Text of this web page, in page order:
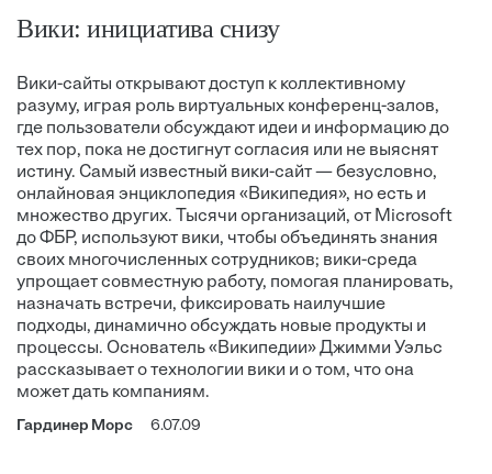
Вики: инициатива снизу
Вики-сайты открывают доступ к коллективному
разуму, играя роль виртуальных конференц-залов,
где пользователи обсуждают идеи и информацию до
тех пор, пока не достигнут согласия или не выяснят
истину. Самый известный вики-сайт — безусловно,
онлайновая энциклопедия «Википедия», но есть и
множество других. Тысячи организаций, от Microsoft
до ФБР, используют вики, чтобы объединять знания
своих многочисленных сотрудников; вики-среда
упрощает совместную работу, помогая планировать,
назначать встречи, фиксировать наилучшие
подходы, динамично обсуждать новые продукты и
процессы. Основатель «Википедии» Джимми Уэльс
рассказывает о технологии вики и о том, что она
может дать компаниям.
Гардинер Морс 6.07.09